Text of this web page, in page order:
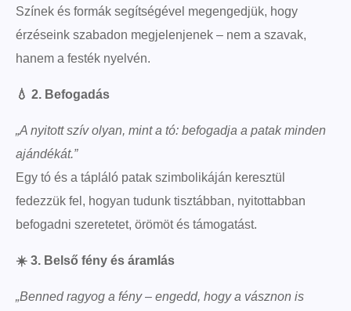
Színek és formák segítségével megengedjük, hogy
érzéseink szabadon megjelenjenek – nem a szavak,
hanem a festék nyelvén.
💧 2. Befogadás
„A nyitott szív olyan, mint a tó: befogadja a patak minden
ajándékát.”
Egy tó és a tápláló patak szimbolikáján keresztül
fedezzük fel, hogyan tudunk tisztábban, nyitottabban
befogadni szeretetet, örömöt és támogatást.
☀️ 3. Belső fény és áramlás
„Benned ragyog a fény – engedd, hogy a vásznon is